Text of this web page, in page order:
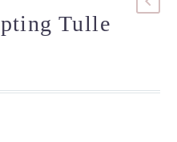
Tulle